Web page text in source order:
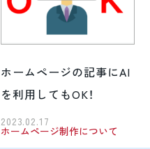
ホームページの記事にAI
を利用してもOK！
2023.02.17
ホームページ制作について